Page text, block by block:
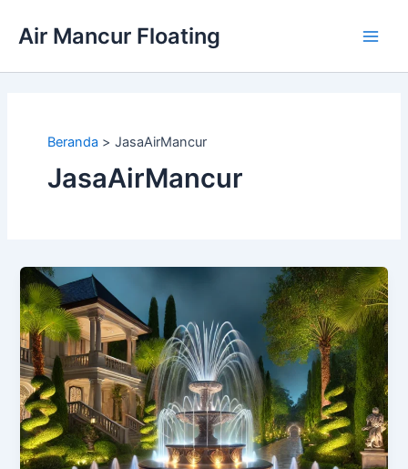
Air Mancur Floating
Beranda JasaAirMancur
JasaAirMancur